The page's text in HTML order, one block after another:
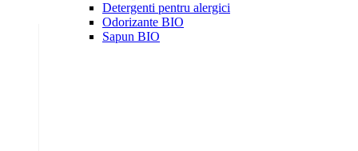
Detergenti pentru alergici
Odorizante BIO
Sapun BIO